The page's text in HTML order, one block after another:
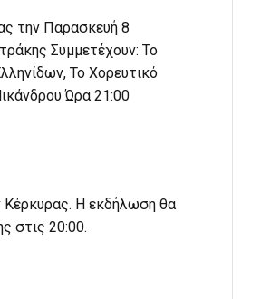
την Παρασκευή 8
Συμμετέχουν: Το
Το Χορευτικό
Ώρα 21:00
Κέρκυρας. Η εκδήλωση θα
στις 20:00.